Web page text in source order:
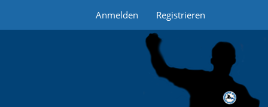
Anmelden Registrieren